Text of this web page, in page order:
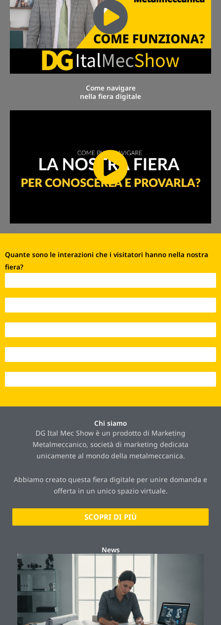
Come navigare
nella fiera digitale
Quante sono le interazioni che i visitatori hanno nella nostra
fiera?
Chi siamo
DG Ital Mec Show è un prodotto di Marketing
Metalmeccanico, società di marketing dedicata
unicamente al mondo della metalmeccanica.
Abbiamo creato questa fiera digitale per unire domanda e
offerta in un unico spazio virtuale.
SCOPRI DI PIÙ
News